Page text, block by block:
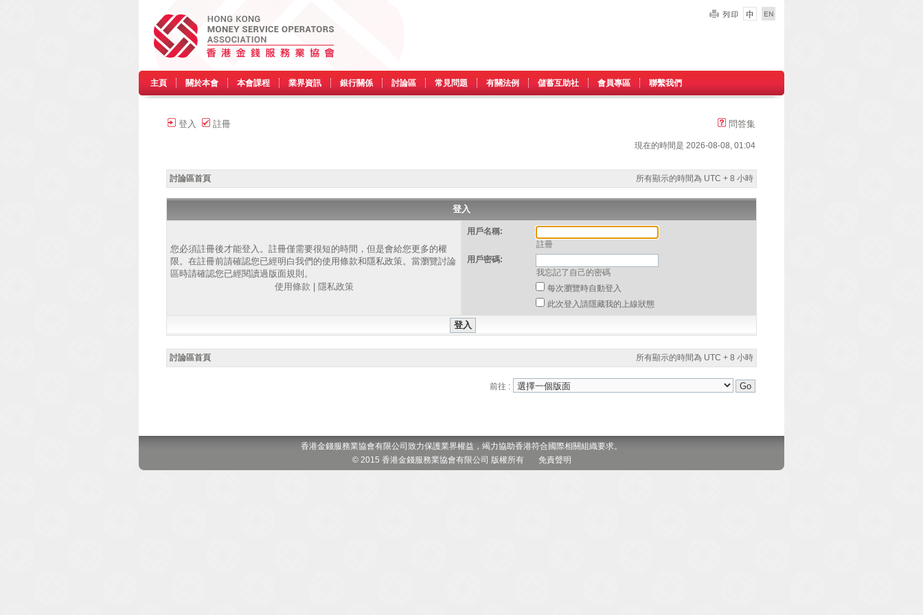
主頁 關於本會 本會課程 業界資訊 銀行關係 討論區 常見問題 有關法例 儲蓄互助社 會員專區 聯繫我們
登入 註冊 問答集
現在的時間是 2026-08-08, 01:04
討論區首頁 所有顯示的時間為 UTC + 8 小時
登入
您必須註冊後才能登入。註冊僅需要很短的時間，但是會給您更多的權
限。在註冊前請確認您已經明白我們的使用條款和隱私政策。當瀏覽討論
區時請確認您已經閱讀過版面規則。
使用條款
隱私政策
用戶名稱:
註冊
用戶密碼:
我忘記了自己的密碼
每次瀏覽時自動登入
此次登入請隱藏我的上線狀態
討論區首頁 所有顯示的時間為 UTC + 8 小時
前往 :
香港金錢服務業協會有限公司致力保護業界權益，竭力協助香港符合國際相關組織要求。
© 2015 香港金錢服務業協會有限公司 版權所有 免責聲明